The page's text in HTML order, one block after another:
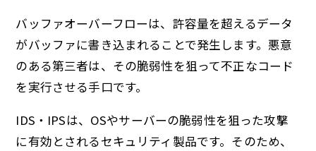
バッファオーバーフローは、許容量を超えるデータ
がバッファに書き込まれることで発生します。悪意
のある第三者は、その脆弱性を狙って不正なコード
を実行させる手口です。
IDS・IPSは、OSやサーバーの脆弱性を狙った攻撃
に有効とされるセキュリティ製品です。そのため、